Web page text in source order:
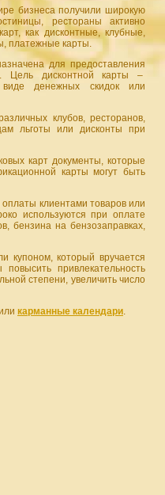
бизнеса получили широкую
рестораны активно
как дисконтные, клубные,
платежные карты.
для предоставления
Цель дисконтной карты –
денежных скидок или
клубов, ресторанов,
льготы или дисконты при
карт документы, которые
карты могут быть
клиентами товаров или
используются при оплате
бензина на бензозаправках,
купоном, который вручается
привлекательность
степени, увеличить число
карманные календари.